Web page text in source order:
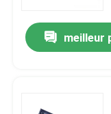
Mini Pc
tablette
meilleur